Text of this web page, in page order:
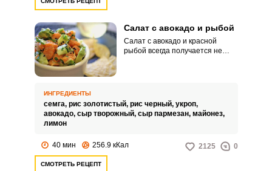
чтобы было еще вкуснее.
Салат с авокадо и рыбой
Салат с авокадо и красной
рыбой всегда получается не
же дополнить собой любое
праздничное застолье. Если вам
вдруг не удастся купить авокадо,
хорошо подойдет для
ИНГРЕДИЕНТЫ
семга, рис золотистый, рис черный, укроп,
авокадо, сыр творожный, сыр пармезан, майонез,
лимон
40 мин 256.9 кКал 2125 0
СМОТРЕТЬ РЕЦЕПТ
Запомнить меня
ЕЩЕ НЕ ЗАРЕГИСТРИРОВАННЫ?